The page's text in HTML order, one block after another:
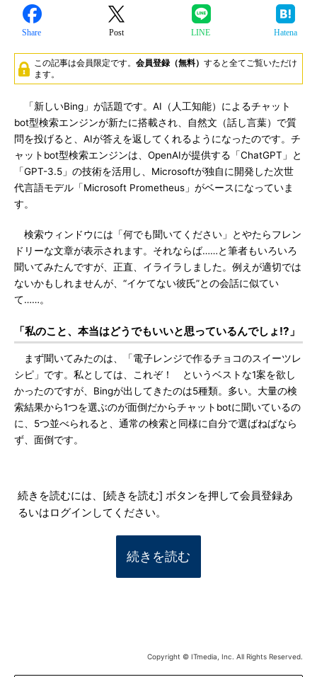
Share Post LINE Hatena
この記事は会員限定です。 会員登録（無料） すると全てご覧いただけ
ます。
「新しいBing」が話題です。AI（人工知能）によるチャット
bot型検索エンジンが新たに搭載され、自然文（話し言葉）で質
問を投げると、AIが答えを返してくれるようになったのです。チ
ャットbot型検索エンジンは、OpenAIが提供する「ChatGPT」と
「GPT-3.5」の技術を活用し、Microsoftが独自に開発した次世
代言語モデル「Microsoft Prometheus」がベースになっていま
す。
検索ウィンドウには「何でも聞いてください」とやたらフレン
ドリーな文章が表示されます。それならば……と筆者もいろいろ
聞いてみたんですが、正直、イライラしました。例えが適切では
ないかもしれませんが、“イケてない彼氏”との会話に似てい
て……。
「私のこと、本当はどうでもいいと思っているんでしょ!?」
まず聞いてみたのは、「電子レンジで作るチョコのスイーツレ
シピ」です。私としては、これぞ！ というベストな1案を欲し
かったのですが、Bingが出してきたのは5種類。多い。大量の検
索結果から1つを選ぶのが面倒だからチャットbotに聞いているの
に、5つ並べられると、通常の検索と同様に自分で選ばねばなら
ず、面倒です。
続きを読むには、[続きを読む] ボタンを押して会員登録あ
るいはログインしてください。
続きを読む
Copyright © ITmedia, Inc. All Rights Reserved.